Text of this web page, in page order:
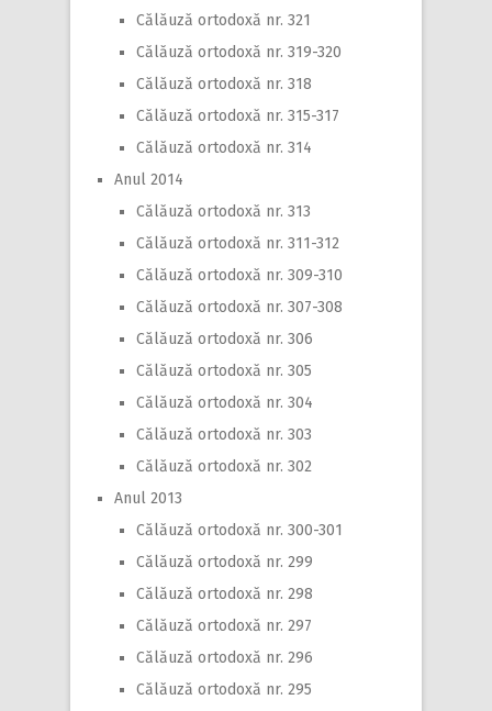
Călăuză ortodoxă nr. 321
Călăuză ortodoxă nr. 319-320
Călăuză ortodoxă nr. 318
Călăuză ortodoxă nr. 315-317
Călăuză ortodoxă nr. 314
Anul 2014
Călăuză ortodoxă nr. 313
Călăuză ortodoxă nr. 311-312
Călăuză ortodoxă nr. 309-310
Călăuză ortodoxă nr. 307-308
Călăuză ortodoxă nr. 306
Călăuză ortodoxă nr. 305
Călăuză ortodoxă nr. 304
Călăuză ortodoxă nr. 303
Călăuză ortodoxă nr. 302
Anul 2013
Călăuză ortodoxă nr. 300-301
Călăuză ortodoxă nr. 299
Călăuză ortodoxă nr. 298
Călăuză ortodoxă nr. 297
Călăuză ortodoxă nr. 296
Călăuză ortodoxă nr. 295